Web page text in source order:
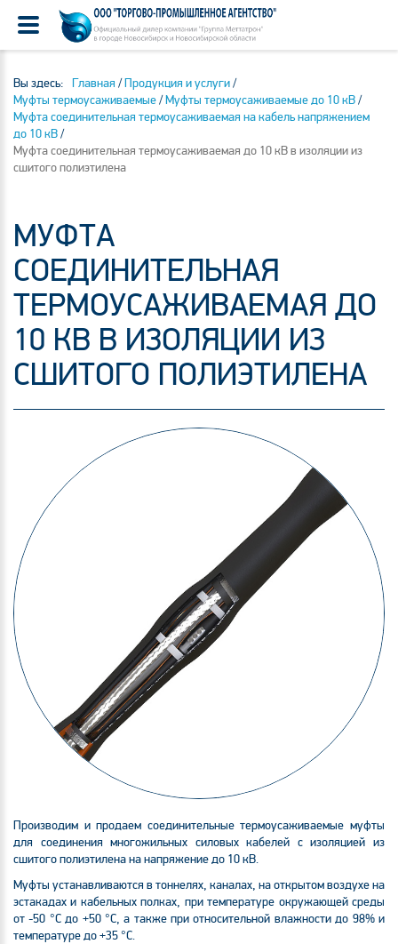
Вы здесь: Главная /Продукция и услуги/
Муфты термоусаживаемые/Муфты термоусаживаемые до 10 кВ/
Муфта соединительная термоусаживаемая на кабель напряжением
до 10 кВ/
Муфта соединительная термоусаживаемая до 10 кВ в изоляции из
сшитого полиэтилена
МУФТА
СОЕДИНИТЕЛЬНАЯ
ТЕРМОУСАЖИВАЕМАЯ ДО
10 КВ В ИЗОЛЯЦИИ ИЗ
СШИТОГО ПОЛИЭТИЛЕНА
Производим и продаем соединительные термоусаживаемые муфты
для соединения многожильных силовых кабелей с изоляцией из
сшитого полиэтилена на напряжение до 10 кВ.
Муфты устанавливаются в тоннелях, каналах, на открытом воздухе на
эстакадах и кабельных полках, при температуре окружающей среды
от -50 °С до +50 °С, а также при относительной влажности до 98% и
температуре до +35 °С.